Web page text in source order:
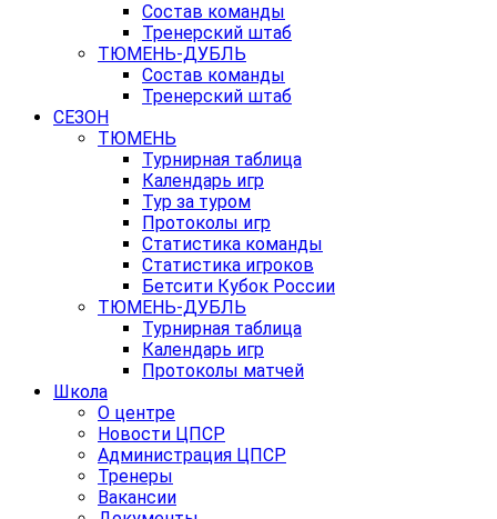
Состав команды
Тренерский штаб
ТЮМЕНЬ-ДУБЛЬ
Состав команды
Тренерский штаб
СЕЗОН
ТЮМЕНЬ
Турнирная таблица
Календарь игр
Тур за туром
Протоколы игр
Статистика команды
Статистика игроков
Бетсити Кубок России
ТЮМЕНЬ-ДУБЛЬ
Турнирная таблица
Календарь игр
Протоколы матчей
Школа
О центре
Новости ЦПСР
Администрация ЦПСР
Тренеры
Вакансии